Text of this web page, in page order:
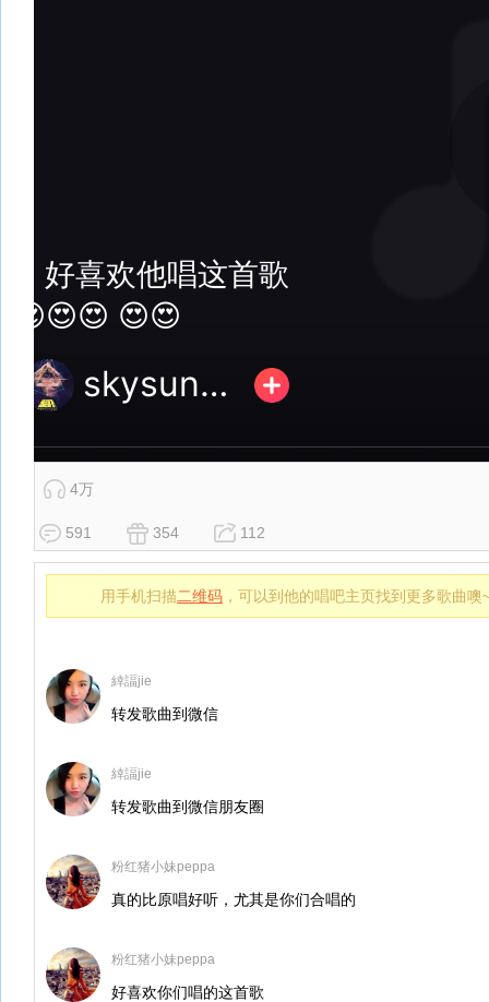
4万
591 354 112
用手机扫描二维码 ，可以到他的唱吧主页找到更多歌曲噢
緈諨jie
转发歌曲到微信
緈諨jie
转发歌曲到微信朋友圈
粉红猪小妹peppa
真的比原唱好听，尤其是你们合唱的
粉红猪小妹peppa
好喜欢你们唱的这首歌